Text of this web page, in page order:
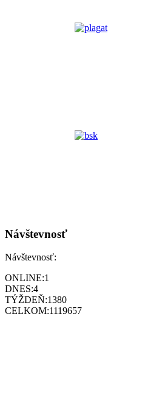
Návštevnosť
Návštevnosť:
ONLINE:1
DNES:4
TÝŽDEŇ:1380
CELKOM:1119657